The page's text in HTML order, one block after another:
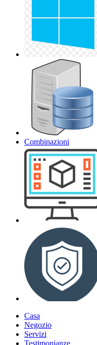
Combinazioni
Casa
Negozio
Servizi
Testimonianze